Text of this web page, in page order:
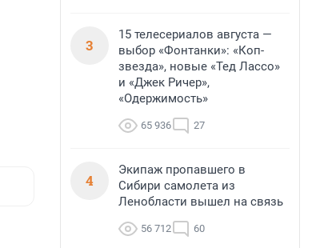
3
15 телесериалов августа —
выбор «Фонтанки»: «Коп-
звезда», новые «Тед Лассо»
и «Джек Ричер»,
«Одержимость»
65 936 27
4
Экипаж пропавшего в
Сибири самолета из
Ленобласти вышел на связь
56 712 60